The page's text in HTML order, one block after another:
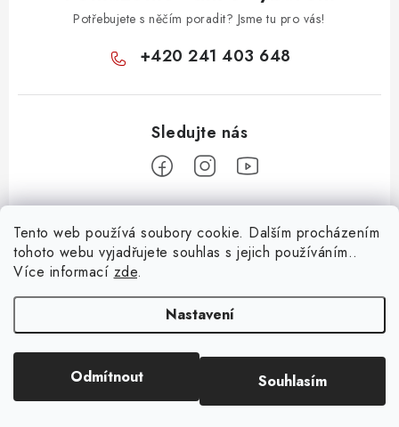
Tento web používá soubory cookie. Dalším procházením
tohoto webu vyjadřujete souhlas s jejich používáním..
Více informací zde.
Nastavení
Odmítnout Souhlasím
Potřebujete s něčím poradit? Jsme tu pro vás!
+420 241 403 648
Z
Informace pro vás
BLOG
Vytvořil Shoptet
Copyright 2026Huml Music . Všechna práva vyhrazena.